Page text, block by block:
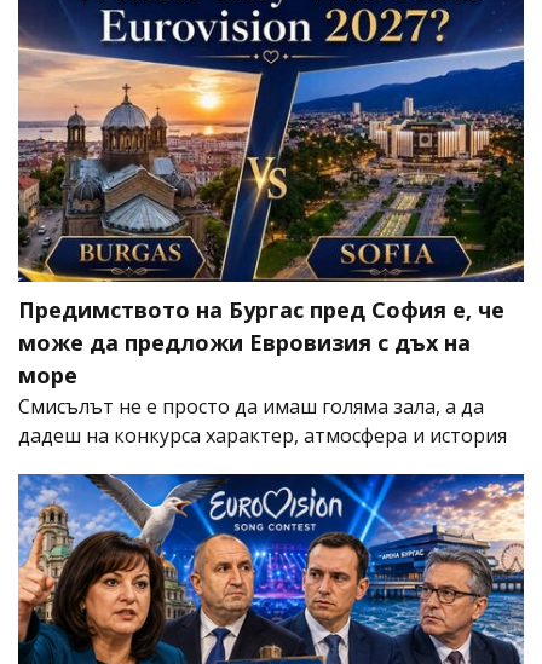
Предимството на Бургас пред София е, че
може да предложи Евровизия с дъх на
море
Смисълът не е просто да имаш голяма зала, а да
дадеш на конкурса характер, атмосфера и история